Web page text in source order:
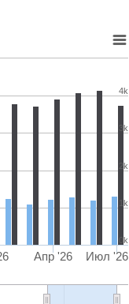
Апр '26 Июл '26
0k
1k
2k
3k
4k